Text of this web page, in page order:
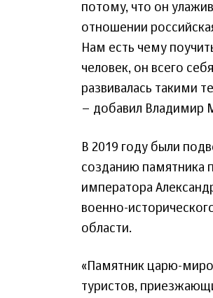
потому, что он
отношении
Нам есть чему
человек, он всего
развивалась такими
– добавил Владимир
В 2019 году были
созданию памятника
императора
военно-
области.
«Памятник царю-
туристов,